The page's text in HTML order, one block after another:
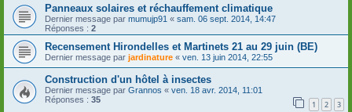
Panneaux solaires et réchauffement climatique
Dernier message par mumujp91 « sam. 06 sept. 2014, 14:47
Réponses : 2
Recensement Hirondelles et Martinets 21 au 29 juin (BE)
Dernier message par jardinature « ven. 13 juin 2014, 22:55
Construction d'un hôtel à insectes
Dernier message par Grannos « ven. 18 avr. 2014, 11:01
Réponses : 35 1 2 3